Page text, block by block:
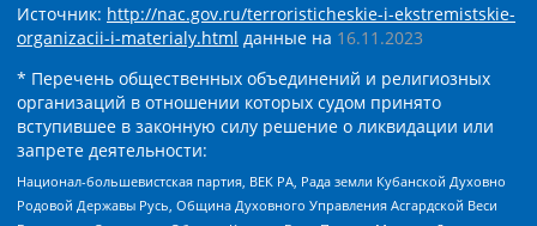
Источник: http://nac.gov.ru/terroristicheskie-i-ekstremistskie-
organizacii-i-materialy.html данные на 16.11.2023
* Перечень общественных объединений и религиозных
организаций в отношении которых судом принято
вступившее в законную силу решение о ликвидации или
запрете деятельности:
Национал-большевистская партия, ВЕК РА, Рада земли Кубанской Духовно
Родовой Державы Русь, Община Духовного Управления Асгардской Веси